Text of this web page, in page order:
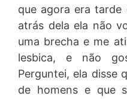
que agora era tarde
atrás dela ela não
uma brecha e me
lesbica, e não
Perguntei, ela disse
de homens e que